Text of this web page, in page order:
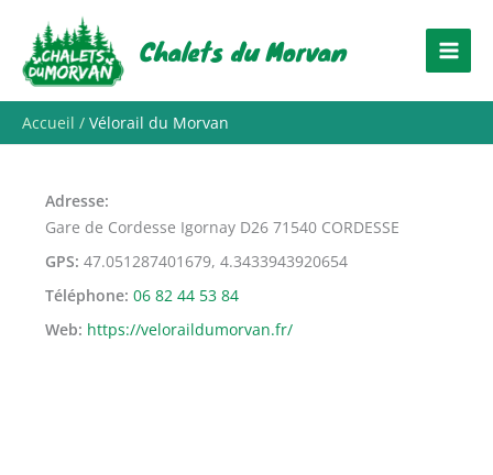
contenu
Chalets du Morvan
Accueil Vélorail du Morvan
Adresse
Gare de Cordesse Igornay D26 71540 CORDESSE
GPS 47.051287401679, 4.3433943920654
Téléphone 06 82 44 53 84
Web https://veloraildumorvan.fr/